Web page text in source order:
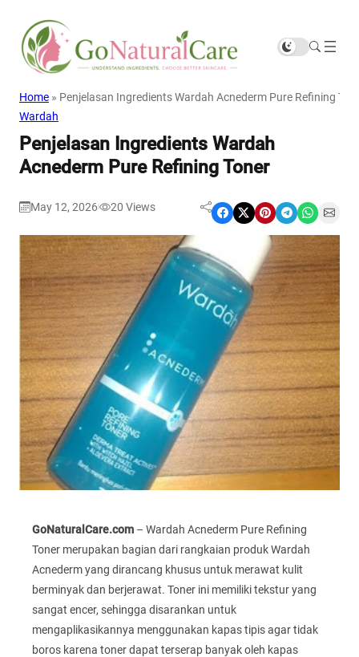
Home » Penjelasan Ingredients Wardah Acnederm Pure Refining
Wardah
Penjelasan Ingredients Wardah
Acnederm Pure Refining Toner
May 12, 2026 20 Views Share on Facebook Share on X Share on Pinterest Share on Telegram Share on WhatsApp Share on Email
GoNaturalCare.com – Wardah Acnederm Pure Refining
Toner merupakan bagian dari rangkaian produk Wardah
Acnederm yang dirancang khusus untuk merawat kulit
berminyak dan berjerawat. Toner ini memiliki tekstur yang
sangat encer, sehingga disarankan untuk
mengaplikasikannya menggunakan kapas tipis agar tidak
boros karena toner dapat terserap banyak oleh kapas